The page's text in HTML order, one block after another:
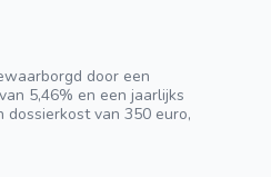
door een
5,46% en een jaarlijks
dossierkost van 350 euro,